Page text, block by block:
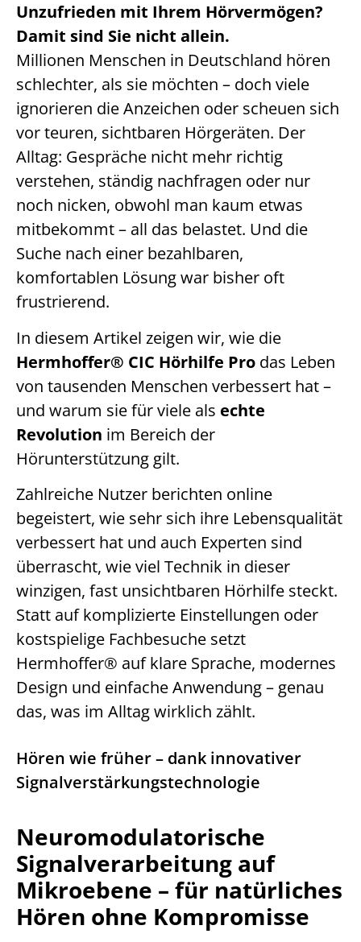
Unzufrieden mit Ihrem Hörvermögen?
Damit sind Sie nicht allein.
Millionen Menschen in Deutschland hören
schlechter, als sie möchten – doch viele
ignorieren die Anzeichen oder scheuen sich
vor teuren, sichtbaren Hörgeräten. Der
Alltag: Gespräche nicht mehr richtig
verstehen, ständig nachfragen oder nur
noch nicken, obwohl man kaum etwas
mitbekommt – all das belastet. Und die
Suche nach einer bezahlbaren,
komfortablen Lösung war bisher oft
frustrierend.
In diesem Artikel zeigen wir, wie die
Hermhoffer® CIC Hörhilfe Pro das Leben
von tausenden Menschen verbessert hat –
und warum sie für viele als echte
Revolution im Bereich der
Hörunterstützung gilt.
Zahlreiche Nutzer berichten online
begeistert, wie sehr sich ihre Lebensqualität
verbessert hat und auch Experten sind
überrascht, wie viel Technik in dieser
winzigen, fast unsichtbaren Hörhilfe steckt.
Statt auf komplizierte Einstellungen oder
kostspielige Fachbesuche setzt
Hermhoffer® auf klare Sprache, modernes
Design und einfache Anwendung – genau
das, was im Alltag wirklich zählt.
Hören wie früher – dank innovativer
Signalverstärkungstechnologie
Neuromodulatorische
Signalverarbeitung auf
Mikroebene – für natürliches
Hören ohne Kompromisse